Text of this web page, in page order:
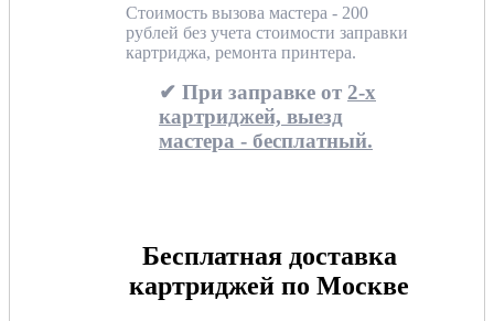
Стоимость вызова мастера - 200
рублей без учета стоимости заправки
картриджа, ремонта принтера.
✔ При заправке от 2-х
картриджей, выезд
мастера - бесплатный.
Бесплатная доставка
картриджей по Москве